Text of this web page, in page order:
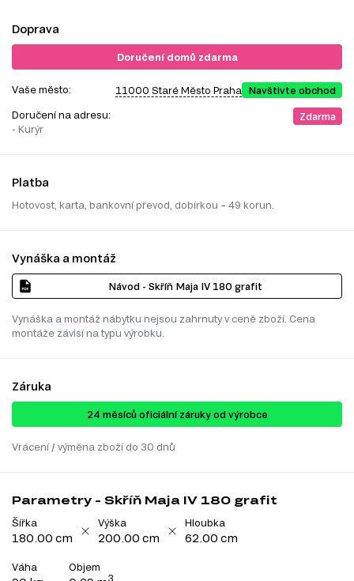
Doprava
Doručení domů zdarma
Vaše město: 11000 Staré Město Praha Navštivte obchod
Doručení na adresu:
- Kurýr
Zdarma
Platba
Hotovost, karta, bankovní převod, dobírkou – 49 korun.
Vynáška a montáž
Návod - Skříň Maja IV 180 grafit
Vynáška a montáž nábytku nejsou zahrnuty v ceně zboží. Cena
montáže závisí na typu výrobku.
Záruka
24 ​​​​měsíců oficiální záruky od výrobce
Vrácení / výměna zboží do 30 dnů
Parametry - Skříň Maja IV 180 grafit
Šířka
180.00 cm
Výška
200.00 cm
Hloubka
62.00 cm
Váha Objem
3